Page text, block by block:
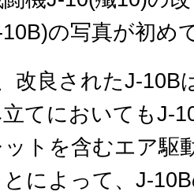
の写真が初め
改良されたJ-10B
てにおいてもJ-
トを含むエア駆
によって、J-